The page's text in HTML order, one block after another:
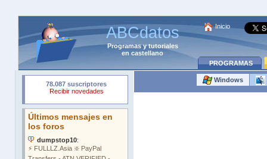
ABCdatos
Programasytutoriales
en castellano
Inicio
PROGRAMAS
Windows